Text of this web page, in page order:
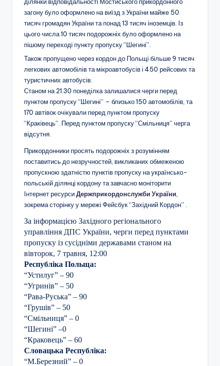
загону було оформлено на виїзд з України майже 50
тисяч громадян України та понад 13 тисяч іноземців. Із
цього числа 10 тисяч подорожніх було оформлено на
пішому переході пункту пропуску “Шегині”.
Також пропущено через кордон до Польщі більше 9 тисяч
легкових автомобілів та мікроавтобусів і 450 рейсових та
туристичних автобусів.
Станом на 21.30 понеділка залишалися черги перед
пунктом пропуску “Шегині” – близько 150 автомобілів, та
170 автівок очікували перед пунктом пропуску
“Краківець”. Перед пунктом пропуску “Смільниця” черга
відсутня.
Прикордонники просять подорожніх з розумінням
поставитись до незручностей, викликаних обмеженою
пропускною здатністю пунктів пропуску на українсько-
польській ділянці кордону та завчасно моніторити
Інтернет ресурсиДержприкордонслужби України
зокрема сторінку у мережі Фейсбук “Західний Кордон” .
За інформацією Західного регіонального
управління ДПС України, черги перед пунктами
пропуску із сусідніми державами станом на
вівторок, 7 травня, 12:00
Республіка Польща:
“Устилуг” – 90
“Угринів” – 50
“Рава-Руська” – 90
“Грушів” – 50
“Смільниця” – 0
“Шегині” –0
“Краковець” – 60
Словацька Республіка:
“М.Березний” – 0